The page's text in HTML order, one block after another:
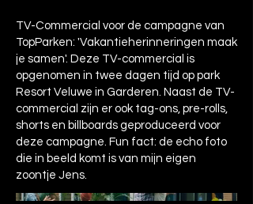
TV-Commercial voor de campagne van
TopParken: 'Vakantieherinneringen maak
je samen'. Deze TV-commercial is
opgenomen in twee dagen tijd op park
Resort Veluwe in Garderen. Naast de TV-
commercial zijn er ook tag-ons, pre-rolls,
shorts en billboards geproduceerd voor
deze campagne. Fun fact: de echo foto
die in beeld komt is van mijn eigen
zoontje Jens.